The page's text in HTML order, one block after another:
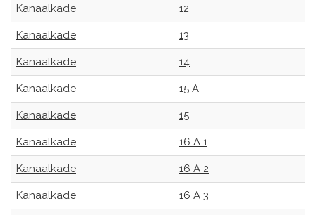
Kanaalkade 12
Kanaalkade 13
Kanaalkade 14
Kanaalkade 15 A
Kanaalkade 15
Kanaalkade 16 A 1
Kanaalkade 16 A 2
Kanaalkade 16 A 3